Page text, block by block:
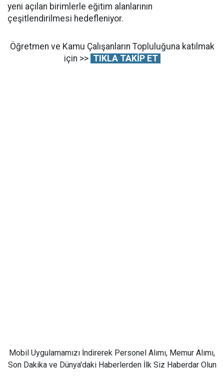
yeni açılan birimlerle eğitim alanlarının
çeşitlendirilmesi hedefleniyor.
Öğretmen ve Kamu Çalışanların Topluluğuna katılmak
için >> TIKLA TAKİP ET
Mobil Uygulamamızı İndirerek Personel Alımı, Memur Alımı,
Son Dakika ve Dünya'daki Haberlerden İlk Siz Haberdar Olun